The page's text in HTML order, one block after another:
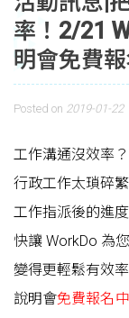
率！2/21
明會免費
Posted on 2019-01-22
工作溝通沒效率？
行政工作太瑣碎
工作指派後的進
快讓 WorkDo 為
變得更輕鬆有效率
說明會免費報名